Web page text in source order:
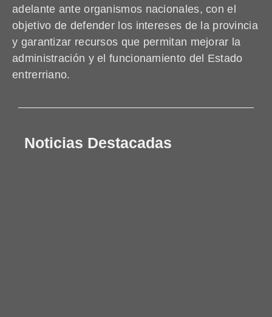
adelante ante organismos nacionales, con el
objetivo de defender los intereses de la provincia
y garantizar recursos que permitan mejorar la
administración y el funcionamiento del Estado
entrerriano.
Noticias Destacadas